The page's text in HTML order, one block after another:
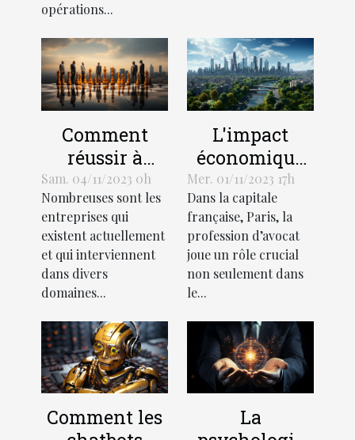
opérations...
Comment
réussir à
démarquer
votre
entreprise de
la
concurrence ?
Sam. 04/11/2023 0h
Nombreuses sont les
entreprises qui
existent actuellement
et qui interviennent
dans divers
domaines...
L'impact
économique
de la
profession
d'avocat à
Paris
Mer. 01/11/2023 17h
Dans la capitale
française, Paris, la
profession d’avocat
joue un rôle crucial
non seulement dans
le...
Comment les
La